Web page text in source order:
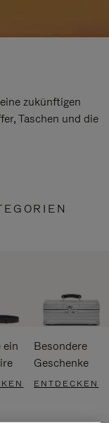
zukünftigen
Taschen und die
ein
Besondere
Geschenke
ENTDECKEN